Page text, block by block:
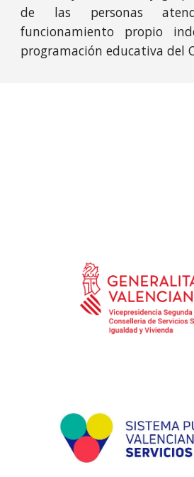
de las personas
funcionamiento propio
programación educativa del